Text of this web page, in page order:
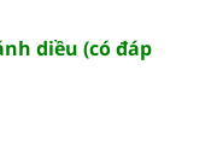
diều (có đáp